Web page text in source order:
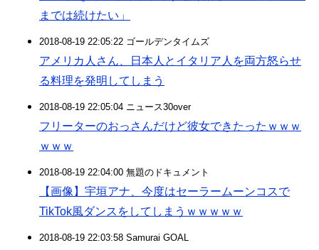
までは続けたい」
2018-08-19 22:05:22 ゴールデンタイムズ
アメリカ人さん、日本人とイタリア人を両方怒らせ
る料理を発明してしまう
2018-08-19 22:05:04 ニュース30over
フリーターのおっさんだけど彼女できたったｗｗｗ
ｗｗｗ
2018-08-19 22:04:00 無題のドキュメント
【画像】宇垣アナ、今度はセーラームーンコスで
TikTok風ダンスをしてしまうｗｗｗｗｗ
2018-08-19 22:03:58 Samurai GOAL